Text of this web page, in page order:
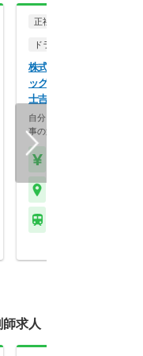
正社員
ドラッグストア（調剤併設
株式会社マツモトキヨシ
ッグストア マツモトキヨ
士吉原店
自分らしく働く。それが、
事の第一歩。選択的週…
求人